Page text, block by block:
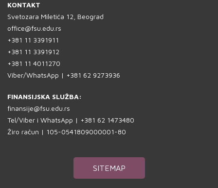
KONTAKT
Svetozara Miletića 12, Beograd
office@fsu.edu.rs
+381 11 3391911
+381 11 3391912
+381 11 4011270
Viber/WhatsApp | +381 62 9273936
FINANSIJSKA SLUŽBA:
finansije@fsu.edu.rs
Tel/Viber i WhatsApp | +381 62 1473480
Žiro račun | 105-0541809000001-80
SITEMAP